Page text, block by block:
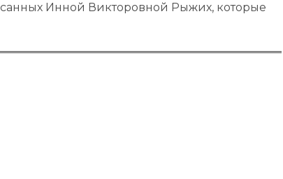
Инной Викторовной Рыжих, которые